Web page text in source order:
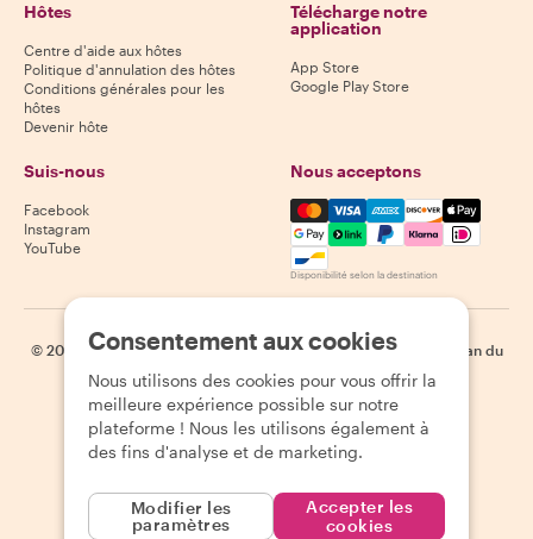
Hôtes
Centre d'aide aux hôtes
Politique d'annulation des hôtes
Conditions générales pour les
hôtes
Devenir hôte
Télécharge notre
application
App Store
Google Play Store
Suis-nous
Facebook
Instagram
YouTube
Nous acceptons
Mastercard, Visa, Amex,
Disponibilité selon la destination
© 2026 Withlocals.com | Politique de confidentialité | Cookies
Plan du
site
Consentement aux cookies
Nous utilisons des cookies pour vous offrir la
meilleure expérience possible sur notre
plateforme ! Nous les utilisons également à
des fins d'analyse et de marketing.
Modifier les
paramètres
Accepter les
cookies